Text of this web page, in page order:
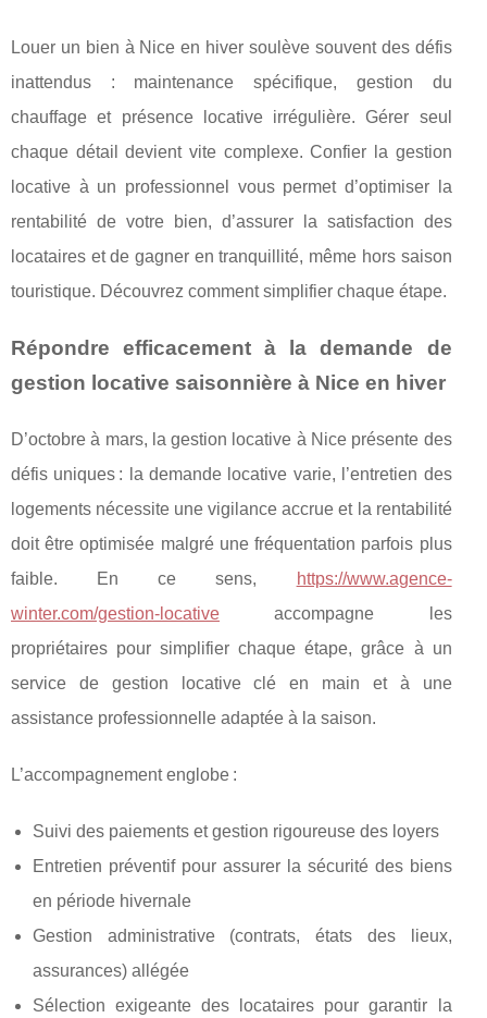
Louer un bien à Nice en hiver soulève souvent des défis
inattendus : maintenance spécifique, gestion du
chauffage et présence locative irrégulière. Gérer seul
chaque détail devient vite complexe. Confier la gestion
locative à un professionnel vous permet d’optimiser la
rentabilité de votre bien, d’assurer la satisfaction des
locataires et de gagner en tranquillité, même hors saison
touristique. Découvrez comment simplifier chaque étape.
Répondre efficacement à la demande de
gestion locative saisonnière à Nice en hiver
D’octobre à mars, la gestion locative à Nice présente des
défis uniques : la demande locative varie, l’entretien des
logements nécessite une vigilance accrue et la rentabilité
doit être optimisée malgré une fréquentation parfois plus
faible. En ce sens,
https://www.agence-
winter.com/gestion-locative accompagne les
propriétaires pour simplifier chaque étape, grâce à un
service de gestion locative clé en main et à une
assistance professionnelle adaptée à la saison.
L’accompagnement englobe :
Suivi des paiements et gestion rigoureuse des loyers
Entretien préventif pour assurer la sécurité des biens
en période hivernale
Gestion administrative (contrats, états des lieux,
assurances) allégée
Sélection exigeante des locataires pour garantir la